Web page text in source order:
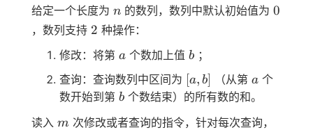
给定一个长度为 n
n 的数列，数列中默认初始值为 0
0
，数列支持 2
2 种操作：
修改：将第 a
a 个数加上值 b
b ；
查询：查询数列中区间为 [a,b]
[a, b] （从第a
a 个
数开始到第 b
b 个数结束）的所有数的和。
读入 m
m 次修改或者查询的指令，针对每次查询，